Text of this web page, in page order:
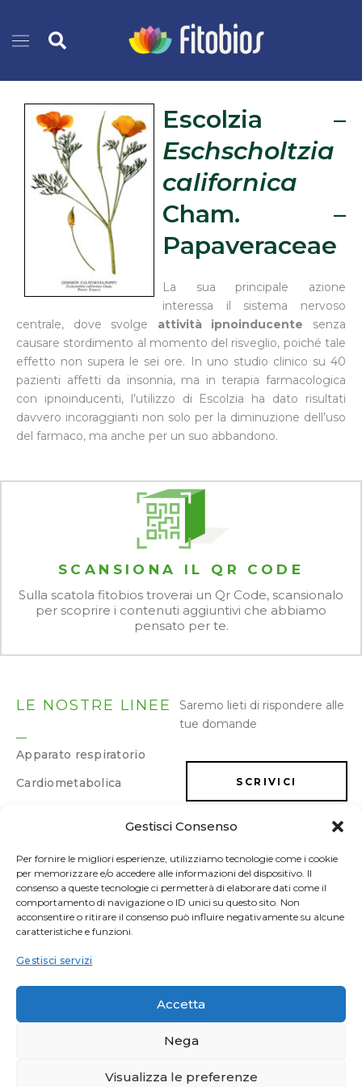
Gestisci Consenso
Per fornire le migliori esperienze, utilizziamo tecnologie come i cookie
per memorizzare e/o accedere alle informazioni del dispositivo. Il
consenso a queste tecnologie ci permetterà di elaborare dati come il
comportamento di navigazione o ID unici su questo sito. Non
acconsentire o ritirare il consenso può influire negativamente su alcune
caratteristiche e funzioni.
Gestisci servizi
Accetta
Nega
Visualizza le preferenze
contenutoCerca
Escolzia –
Eschscholtzia
californica
Cham. –
Papaveraceae
La sua principale azione
interessa il sistema nervoso
centrale, dove svolge attività ipnoinducente senza
causare stordimento al momento del risveglio, poiché tale
effetto non supera le sei ore. In uno studio clinico su 40
pazienti affetti da insonnia, ma in terapia farmacologica
con ipnoinducenti, l’utilizzo di Escolzia ha dato risultati
davvero incoraggianti non solo per la diminuzione dell’uso
del farmaco, ma anche per un suo abbandono.
SCANSIONA IL QR CODE
Sulla scatola fitobios troverai un Qr Code, scansionalo
per scoprire i contenuti aggiuntivi che abbiamo
pensato per te.
LE NOSTRE LINEE
Apparato respiratorio
Cardiometabolica
Energia e memoria
Gastrointestinale
Ginecologica/Urologica
Osteoarticolare
Sonno e umore
Sport
Saremo lieti di rispondere alle
tue domande
SCRIVICI
LAVORA CON NOI